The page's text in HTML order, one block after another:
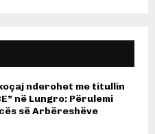
nderohet me titullin
në Lungro: Përulemi
së Arbëreshëve